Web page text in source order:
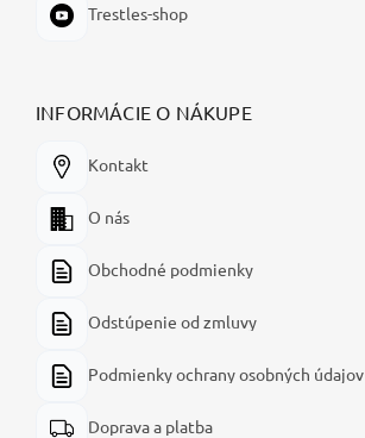
Trestles-shop
INFORMÁCIE O NÁKUPE
Kontakt
O nás
Obchodné podmienky
Odstúpenie od zmluvy
Podmienky ochrany osobných údajov
Doprava a platba